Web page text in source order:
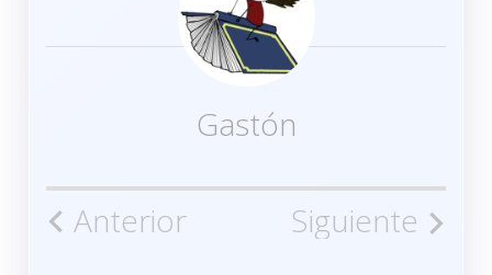
Gastón
Navegación
Anterior Siguiente